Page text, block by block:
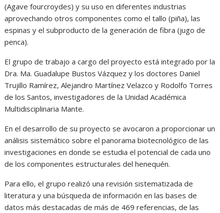
(Agave fourcroydes) y su uso en diferentes industrias
aprovechando otros componentes como el tallo (piña), las
espinas y el subproducto de la generación de fibra (jugo de
penca).
El grupo de trabajo a cargo del proyecto está integrado por la
Dra. Ma. Guadalupe Bustos Vázquez y los doctores Daniel
Trujillo Ramírez, Alejandro Martínez Velazco y Rodolfo Torres
de los Santos, investigadores de la Unidad Académica
Multidisciplinaria Mante.
En el desarrollo de su proyecto se avocaron a proporcionar un
análisis sistemático sobre el panorama biotecnológico de las
investigaciones en donde se estudia el potencial de cada uno
de los componentes estructurales del henequén.
Para ello, el grupo realizó una revisión sistematizada de
literatura y una búsqueda de información en las bases de
datos más destacadas de más de 469 referencias, de las